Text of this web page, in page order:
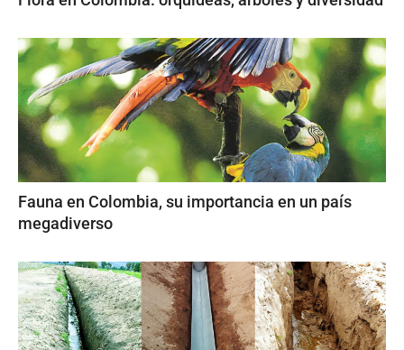
Fauna en Colombia, su importancia en un país
megadiverso